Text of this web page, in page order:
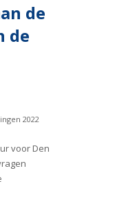
de
de
2022
voor Den